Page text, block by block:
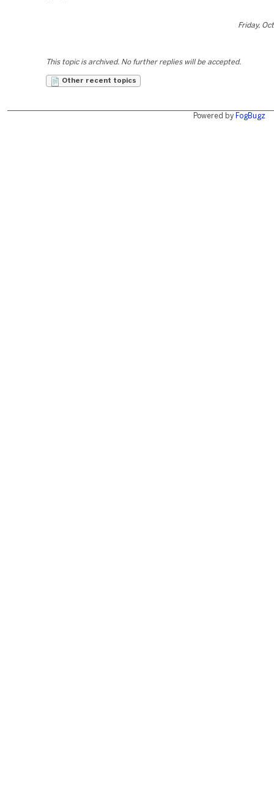
Friday,
This topic is archived. No further replies will be accepted.
Other recent topics
Powered by FogBugz